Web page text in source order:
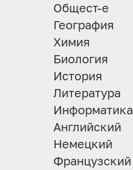
Общест-е
География
Химия
Биология
История
Литература
Информатика
Английский
Немецкий
Французский